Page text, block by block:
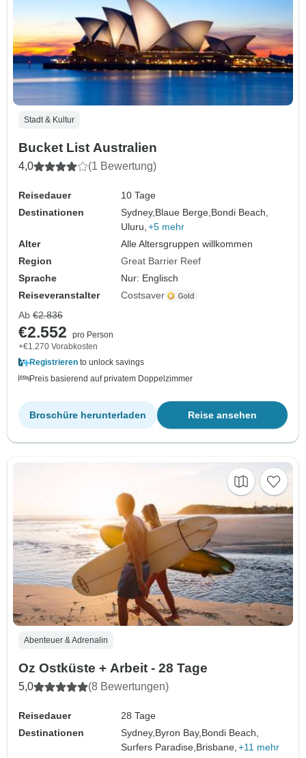
Stadt & Kultur
Bucket List Australien
4,0 (1 Bewertung)
Reisedauer
10 Tage
Destinationen
Sydney,Blaue Berge,Bondi Beach,
Uluru, +5 mehr
Alter
Alle Altersgruppen willkommen
Region
Great Barrier Reef
Sprache
Nur: Englisch
Reiseveranstalter
Costsaver
Ab €2.836
€2.552
pro Person
+€1.270 Vorabkosten
Registrieren to unlock savings
Preis basierend auf privatem Doppelzimmer
Reise ansehen
Broschüre herunterladen
Abenteuer & Adrenalin
Oz Ostküste + Arbeit - 28 Tage
5,0 (8 Bewertungen)
Reisedauer
28 Tage
Destinationen
Sydney,Byron Bay,Bondi Beach,
Surfers Paradise,Brisbane, +11 mehr